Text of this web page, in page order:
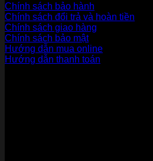
Chính sách bảo hành
Chính sách đổi trả và hoàn tiền
Chính sách giao hàng
Chính sách bảo mật
Hướng dẫn mua online
Hướng dẫn thanh toán